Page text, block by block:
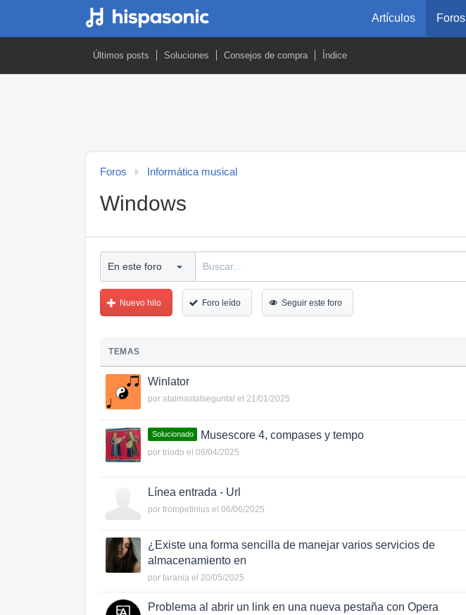
Artículos Foros
Últimos posts Soluciones Consejos de compra Índice
Foros Informática musical
Windows
Nuevo hilo Foro leído Seguir este foro
TEMAS
Winlator
por atalmastalseguntal el 21/01/2025
Solucionado Musescore 4, compases y tempo
por triodo el 06/04/2025
Línea entrada - Url
por trompetinius el 06/06/2025
¿Existe una forma sencilla de manejar varios servicios de
almacenamiento en
por tarania el 20/05/2025
Problema al abrir un link en una nueva pestaña con Opera